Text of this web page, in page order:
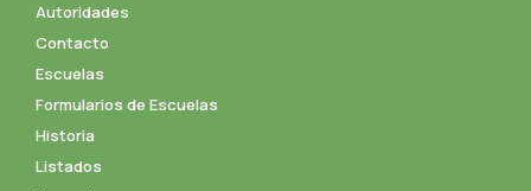
Autoridades
Contacto
Escuelas
Formularios de Escuelas
Historia
Listados